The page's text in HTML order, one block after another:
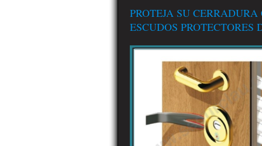
PROTEJA SU CERRADURA
ESCUDOS PROTECTORES